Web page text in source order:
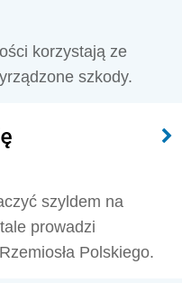
korzystają ze
szkody.
szyldem na
prowadzi
Polskiego.